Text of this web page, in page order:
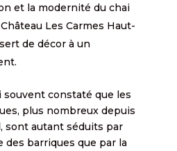
et la modernité du chai
Les Carmes Haut-
de décor à un
souvent constaté que les
plus nombreux depuis
sont autant séduits par
des barriques que par la